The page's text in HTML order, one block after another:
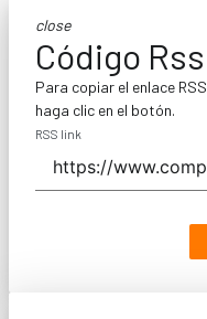
close
Código Rss
Para copiar el enlace
haga clic en el botón.
RSS link